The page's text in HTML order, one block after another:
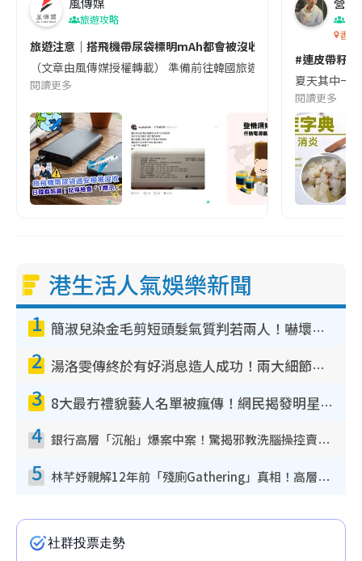
旅遊攻略
旅遊注意｜搭飛機帶尿袋標明mAh都會被沒收😱出發前切記檢查
（文章由風傳媒授權轉載） 準備前往韓國旅遊的民眾，近期要
閱讀更多
香港
#連皮帶籽
夏天其中一
閱讀更多
港生活人氣娛樂新聞
1 簡淑兒染金毛剪短頭髮氣質判若兩人！嚇壞老公麥大力都認唔出：「你做咩事？」
2 湯洛雯傳終於有好消息造人成功！兩大細節曝孕味極濃惹猜測：大肚婆先會咁！
3 8大最冇禮貌藝人名單被瘋傳！網民揭發明星真面目 一致數臭呢位係無品天花板？
4 銀行高層「沉船」爆案中案！驚揭邪教洗腦操控賣淫被吞600萬 幕後黑手講多錯多
5 林芊妤親解12年前「殘廁Gathering」真相！高層解約一句話重創尊嚴至今拒返TVB